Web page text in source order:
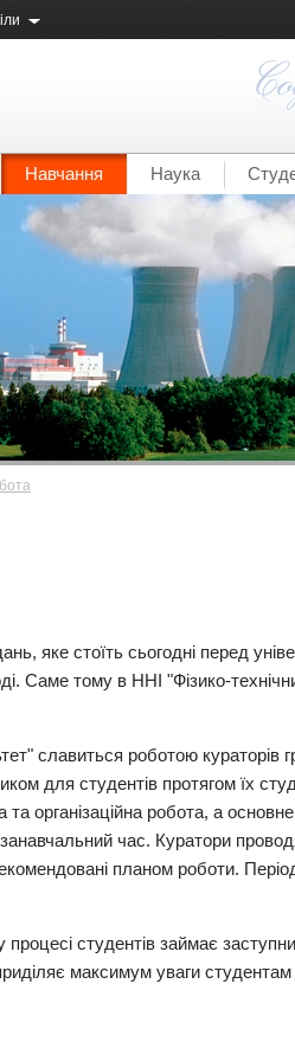
Навчання Наука
яке стоїть сьогодні перед
Саме тому в ННІ "Фізико-
славиться роботою кураторів
для студентів протягом їх
та організаційна робота, а
час. Куратори
планом роботи.
студентів займає
максимум уваги